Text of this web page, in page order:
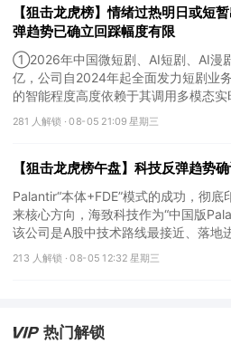
【狙击龙虎榜】情绪过热明日或短
弹趋势已确立回踩幅度有限
①2026年中国微短剧、AI短剧、AI漫
亿，公司自2024年起全面发力短剧
的智能程度高度依赖于其调用多模态
能力，公司是全球首个完成TPC-DS
业；③2026年被多方定义为Robotaxi
业从0到1的估值重估红利。
281 人解锁 ·08-05 21:09 星期三
【狙击龙虎榜午盘】科技反弹趋势
Palantir“本体+FDE”模式的成功，彻
来核心方向，海致科技作为“中国版
该公司是A股中技术路线最接近、落地
核心标的，目前正处于从“数据智能基
心供应商”跃迁的价值重估起点。
213 人解锁 ·08-05 12:32 星期三
热门解锁